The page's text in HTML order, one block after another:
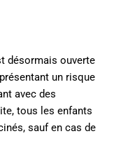
désormais ouverte
un risque
avec des
tous les enfants
sauf en cas de